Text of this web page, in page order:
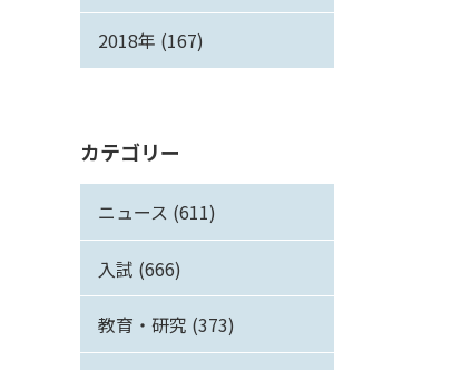
2018年 (167)
カテゴリー
ニュース (611)
入試 (666)
教育・研究 (373)